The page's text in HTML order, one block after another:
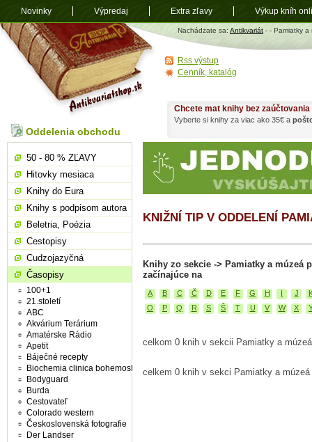
Antikvariát
shop.sk
Nachádzate sa: Antikvariát - - Pamiatky a
KNIŽNÍ TIP V ODDELENÍ
Knihy zo sekcie -> Pamiatky a múzeá
začínajúce na
A B C Č D E F G H J
O
P Q R S Š T U V W X
celkom 0 knih v sekcii Pamiatky a múzeá
celkem 0 knih v sekci Pamiatky a múzeá
Chcete mat knihy bez
Vyberte si knihy za viac ako 35€ a
Oddelenia obchodu
50 - 80 % ZĽAVY
Hitovky mesiaca
Knihy do Eura
Knihy s podpisom autora
Beletria, Poézia
Cestopisy
Cudzojazyčná
Časopisy
100+1
21.století
ABC
Akvárium Terárium
Amatérske Rádio
Apetit
Báječné recepty
Biochemia clinica bohemoslovaca
Bodyguard
Burda
Cestovateľ
Colorado western
Československá fotografie
Der Landser
Rss výstup
Cenník, katalóg
Novinky Výpredaj Extra zľavy Výkup kníh